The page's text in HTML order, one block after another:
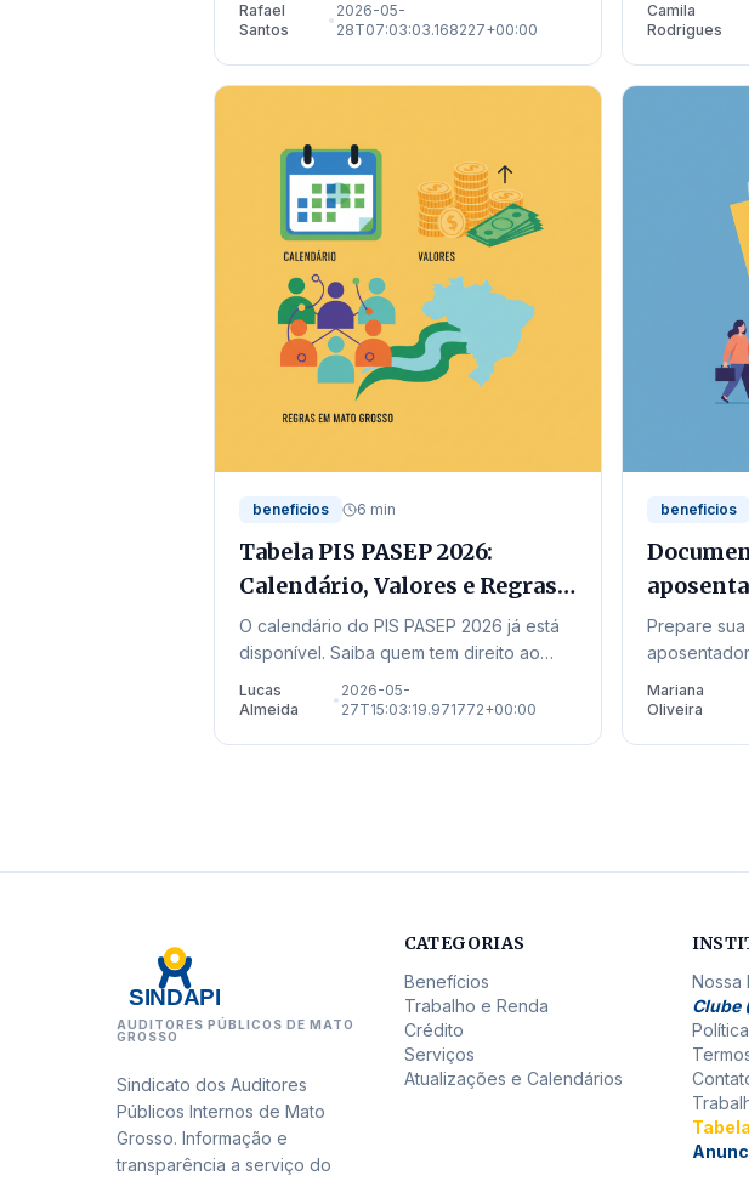
Confira prazos e locais de atendimento.
Rafael
Santos
•
2026-05-
28T07:03:03.168227+00:00
quitação de
Camila
Rodrigues
beneficios 6 min
Tabela PIS PASEP 2026:
Calendário, Valores e Regras
em Mato Grosso
O calendário do PIS PASEP 2026 já está
disponível. Saiba quem tem direito ao
onde sacar em Mato Grosso.
Lucas
Almeida
•
2026-05-
27T15:03:19.971772+00:00
beneficios
para
Prepare
onde
Mariana
Oliveira
SINDAPI
AUDITORES PÚBLICOS DE MATO
GROSSO
Sindicato dos Auditores
Públicos Internos de Mato
Grosso. Informação e
transparência a serviço do
CATEGORIAS
Benefícios
Trabalho e Renda
Crédito
Serviços
Atualizações e Calendários
Nossa
Clube